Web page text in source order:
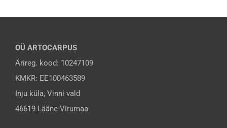
OÜ ARTOCARPUS
Ärireg. kood: 10247109
KMKR: EE100463589
Inju küla, Vinni vald
46619 Lääne-Virumaa